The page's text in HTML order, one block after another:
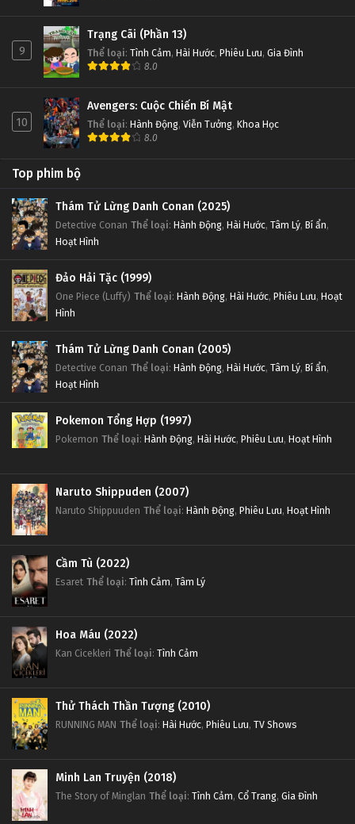
9
Trạng Cãi (Phần 13)
Thể loại: Tình Cảm, Hài Hước, Phiêu Lưu, Gia Đình
8.0
10
Avengers: Cuộc Chiến Bí Mật
Thể loại: Hành Động, Viễn Tưởng, Khoa Học
8.0
Top phim bộ
Thám Tử Lừng Danh Conan (2025)
Detective Conan Thể loại: Hành Động, Hài Hước, Tâm Lý, Bí ẩn,
Hoạt Hình
Đảo Hải Tặc (1999)
One Piece (Luffy) Thể loại: Hành Động, Hài Hước, Phiêu Lưu, Hoạt
Hình
Thám Tử Lừng Danh Conan (2005)
Detective Conan Thể loại: Hành Động, Hài Hước, Tâm Lý, Bí ẩn,
Hoạt Hình
Pokemon Tổng Hợp (1997)
Pokemon Thể loại: Hành Động, Hài Hước, Phiêu Lưu, Hoạt Hình
Naruto Shippuden (2007)
Naruto Shippuuden Thể loại: Hành Động, Phiêu Lưu, Hoạt Hình
Cầm Tù (2022)
Esaret Thể loại: Tình Cảm, Tâm Lý
Hoa Máu (2022)
Kan Cicekleri Thể loại: Tình Cảm
Thử Thách Thần Tượng (2010)
RUNNING MAN Thể loại: Hài Hước, Phiêu Lưu, TV Shows
Minh Lan Truyện (2018)
The Story of Minglan Thể loại: Tình Cảm, Cổ Trang, Gia Đình